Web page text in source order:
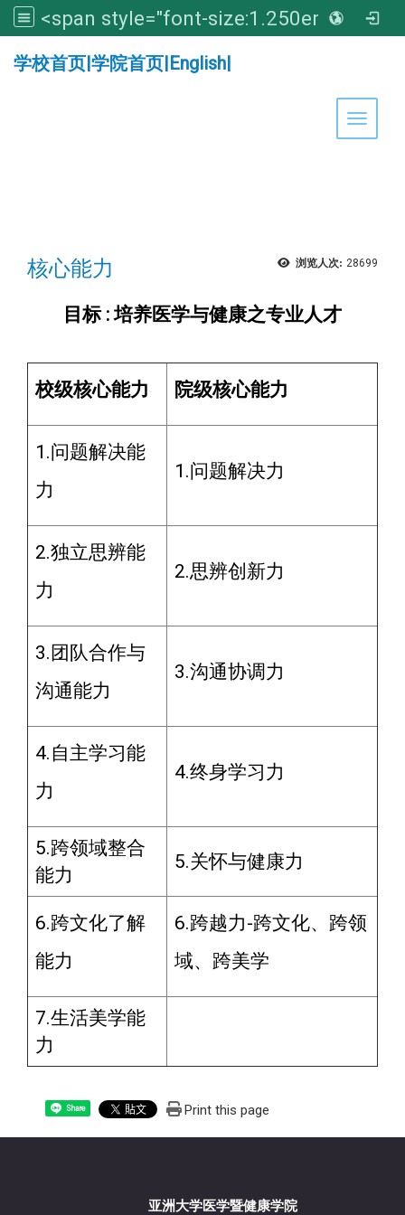
<span style="font-size:1.250em;"><strong>亚洲大学医学暨健康学院</strong></span>
学校首页|学院首页|English|
Toggle
浏览人次: 28699
核心能力
目标 : 培养医学与健康之专业人才
校级核心能力 院级核心能力
1.问题解决能
力
1.问题解决力
2.独立思辨能
力
2.思辨创新力
3.团队合作与
沟通能力
3.沟通协调力
4.自主学习能
力
4.终身学习力
5.跨领域整合
能力
5.关怀与健康力
6.跨文化了解
能力
6.跨越力-跨文化、跨领
域、跨美学
7.生活美学能
力
Share Print this page
亚洲大学医学暨健康学院